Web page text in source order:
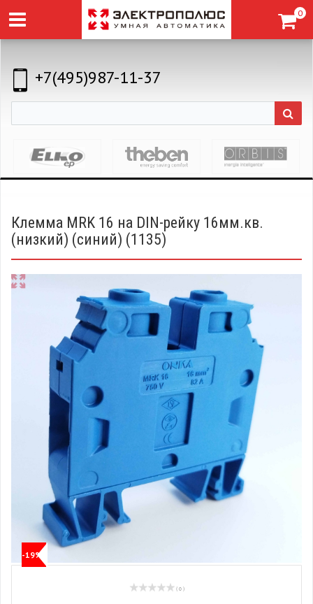
0
+7(495)987-11-37
Клемма MRK 16 на DIN-рейку 16мм.кв.
(низкий) (синий) (1135)
-19%
( 0 )